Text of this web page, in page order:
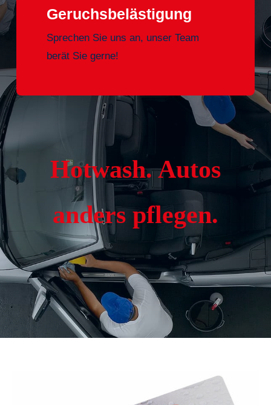
Geruchsbelästigung
Sprechen Sie uns an, unser Team
berät Sie gerne!
Hotwash. Autos
anders pflegen.